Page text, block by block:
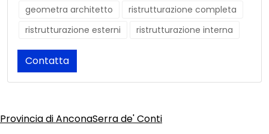
geometra architetto
ristrutturazione completa
ristrutturazione esterni
ristrutturazione interna
Contatta
Provincia di AnconaSerra de' Conti